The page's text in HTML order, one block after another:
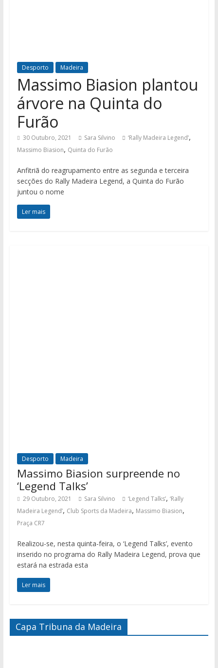
Desporto Madeira
Massimo Biasion plantou
árvore na Quinta do
Furão
30 Outubro, 2021 Sara Silvino ‘Rally Madeira Legend’,
Massimo Biasion, Quinta do Furão
Anfitriã do reagrupamento entre as segunda e terceira
secções do Rally Madeira Legend, a Quinta do Furão
juntou o nome
Ler mais
Desporto Madeira
Massimo Biasion surpreende no
‘Legend Talks’
29 Outubro, 2021 Sara Silvino ‘Legend Talks’, ‘Rally
Madeira Legend’, Club Sports da Madeira, Massimo Biasion,
Praça CR7
Realizou-se, nesta quinta-feira, o ‘Legend Talks’, evento
inserido no programa do Rally Madeira Legend, prova que
estará na estrada esta
Ler mais
Capa Tribuna da Madeira